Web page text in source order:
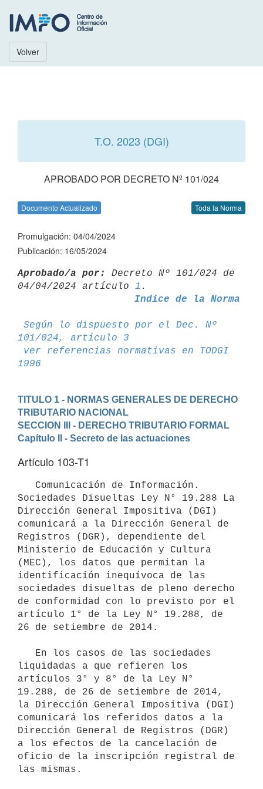
Volver
T.O. 2023 (DGI)
APROBADO POR DECRETO Nº 101/024
Documento Actualizado Toda la Norma
Promulgación: 04/04/2024
Publicación: 16/05/2024
Aprobado/a por:
Decreto Nº 101/024 de
04/04/2024 artículo 1
Indice de la Norma
Según lo dispuesto por el Dec. Nº
101/024, artículo 3
ver referencias normativas en TODGI
1996
TITULO 1 - NORMAS GENERALES DE DERECHO
TRIBUTARIO NACIONAL
SECCION III - DERECHO TRIBUTARIO FORMAL
Capítulo II - Secreto de las actuaciones
Artículo 103-T1
Sociedades Disueltas Ley N° 19.288 La
Dirección General Impositiva (DGI)
comunicará a la Dirección General de
Registros (DGR), dependiente del
Ministerio de Educación y Cultura
(MEC), los datos que permitan la
identificación inequívoca de las
sociedades disueltas de pleno derecho
de conformidad con lo previsto por el
artículo 1° de la Ley N° 19.288, de
26 de setiembre de 2014.
liquidadas a que refieren los
artículos 3° y 8° de la Ley N°
19.288, de 26 de setiembre de 2014,
la Dirección General Impositiva (DGI)
comunicará los referidos datos a la
Dirección General de Registros (DGR)
a los efectos de la cancelación de
oficio de la inscripción registral de
las mismas.